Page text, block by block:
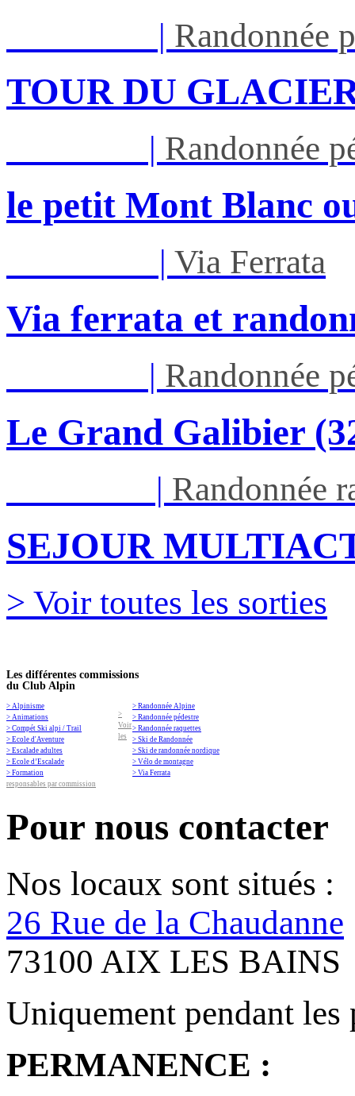
| Randonnée
TOUR DU
| Randonnée
le petit Mont Blanc
| Via Ferrata
Via ferrata et
| Randonnée
Le Grand Galibier
| Randonnée
SEJOUR
> Voir toutes les sorties
Les différentes commissions
du Club Alpin
> Alpinisme
> Animations
> Compét Ski alpi / Trail
> Ecole d'Aventure
> Escalade adultes
> Ecole d’Escalade
> Formation
> Randonnée Alpine
> Randonnée pédestre
> Randonnée raquettes
> Ski de Randonnée
> Ski de randonnée nordique
> Vélo de montagne
> Via Ferrata
>
Voir
les
responsables par commission
Pour nous contacter
Nos locaux sont situés :
26 Rue de la Chaudanne
73100 AIX LES BAINS
Uniquement pendant les
PERMANENCE :